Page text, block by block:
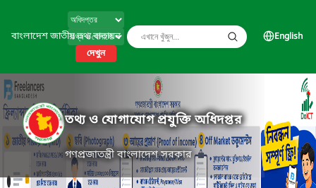
বাংলাদেশ জাতীয় তথ্য বাতায়ন
দেখুন
English
তথ্য ও যোগাযোগ প্রযুক্তি অধিদপ্তর
গণপ্রজাতন্ত্রী বাংলাদেশ সরকার